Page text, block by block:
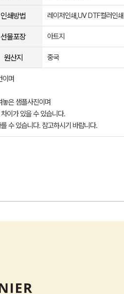
인쇄방법 레이저인쇄,UV DTF컬러인쇄
선물포장 아트지
원산지 중국
이며
은 샘플사진이며
이가 있을 수 있습니다.
수 있습니다. 참고하시기 바랍니다.